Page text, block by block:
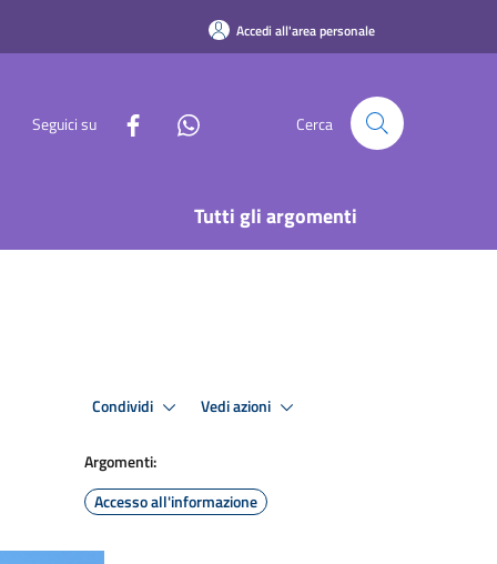
Accedi all'area personale
Seguici su Cerca
Tutti gli argomenti
Condividi Vedi azioni
Argomenti:
Accesso all'informazione